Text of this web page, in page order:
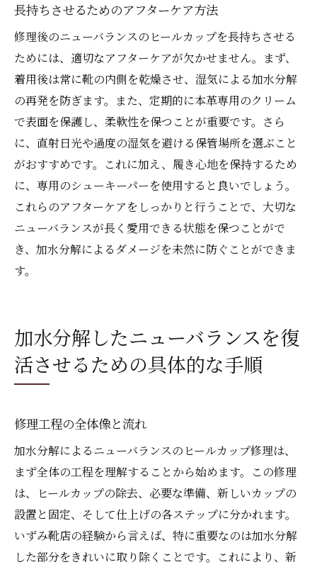
長持ちさせるためのアフターケア方法
修理後のニューバランスのヒールカップを長持ちさせる
ためには、適切なアフターケアが欠かせません。まず、
着用後は常に靴の内側を乾燥させ、湿気による加水分解
の再発を防ぎます。また、定期的に本革専用のクリーム
で表面を保護し、柔軟性を保つことが重要です。さら
に、直射日光や過度の湿気を避ける保管場所を選ぶこと
がおすすめです。これに加え、履き心地を保持するため
に、専用のシューキーパーを使用すると良いでしょう。
これらのアフターケアをしっかりと行うことで、大切な
ニューバランスが長く愛用できる状態を保つことがで
き、加水分解によるダメージを未然に防ぐことができま
す。
加水分解したニューバランスを復
活させるための具体的な手順
修理工程の全体像と流れ
加水分解によるニューバランスのヒールカップ修理は、
まず全体の工程を理解することから始めます。この修理
は、ヒールカップの除去、必要な準備、新しいカップの
設置と固定、そして仕上げの各ステップに分かれます。
いずみ靴店の経験から言えば、特に重要なのは加水分解
した部分をきれいに取り除くことです。これにより、新